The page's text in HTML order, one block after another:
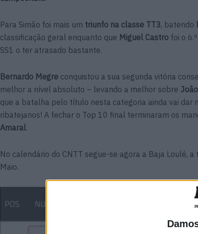
Para Simão foi mais um triunfo na classe TT3, batendo
classificação geral enquanto que Miguel Castro foi o
SS1 o ter atrasado bastante.
Bernardo Megre conquistou a sua segunda vitória
melhor a nível absoluto – levando a melhor sobre
que a batalha pelo título nesta categoria ainda vai dar
ribatejanos! A fechar o Top 10 final terminaram os
Amaral.
No calendário do CNTT segue-se agora a Baja Loulé,
Maio.